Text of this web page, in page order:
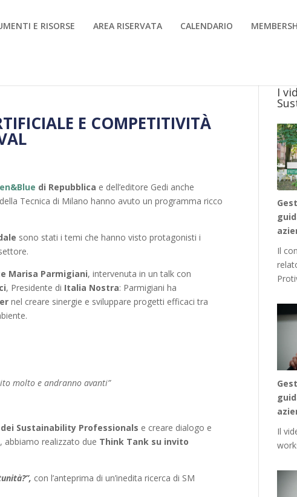
E RISORSE AREA RISERVATA CALENDARIO
E COMPETITIVITÀ
di Repubblica e dell’editore Gedi anche
Tecnica di Milano hanno avuto un programma ricco
sono stati i temi che hanno visto protagonisti i
Marisa Parmigiani, intervenuta in un talk con
, Presidente di Italia Nostra: Parmigiani ha
nel creare sinergie e sviluppare progetti efficaci tra
molto e andranno avanti”
Sustainability Professionals e creare dialogo e
abbiamo realizzato due Think Tank su invito
con l’anteprima di un’inedita ricerca di SM
I
Il
Il